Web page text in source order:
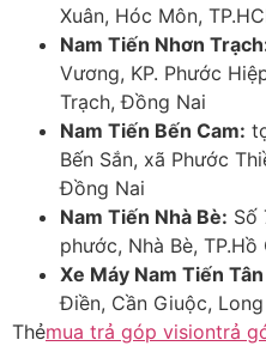
Xuân, Hóc Môn,
Nam Tiến Nhơn
Vương, KP. Phước
Trạch, Đồng Nai
Nam Tiến Bến Cam:
Bến Sắn, xã Phước
Đồng Nai
Nam Tiến Nhà Bè: Số
phước, Nhà Bè, TP.Hồ
Xe Máy Nam Tiến
Điền, Cần Giuộc,
Thẻmua trả góp visiontrả